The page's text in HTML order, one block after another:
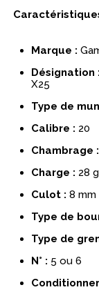
Marque :
Désignation :
X25
Type de
Calibre : 20
Chambrage :
Charge : 28 g
Culot : 8 mm
Type de
Type de
N° : 5 ou 6